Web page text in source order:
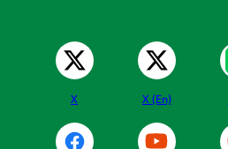
X X (En)